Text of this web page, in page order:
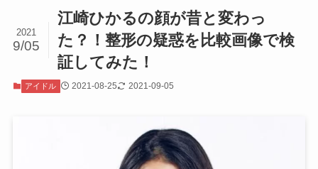
江崎ひかるの顔が昔と変わっ
た？！整形の疑惑を比較画像で検
証してみた！
2021
9/05
アイドル 2021-08-25 2021-09-05